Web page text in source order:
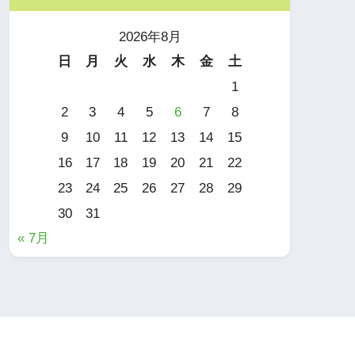
2026年8月
日
月 火 水 木 金
土
1
2
3 4 5 6 7
8
9
10 11 12 13 14
15
16
17 18 19 20 21
22
23
24 25 26 27 28
29
30
31
« 7月